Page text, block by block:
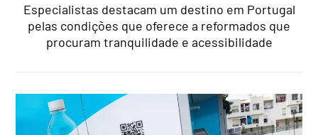
Especialistas destacam um destino em Portugal
pelas condições que oferece a reformados que
procuram tranquilidade e acessibilidade